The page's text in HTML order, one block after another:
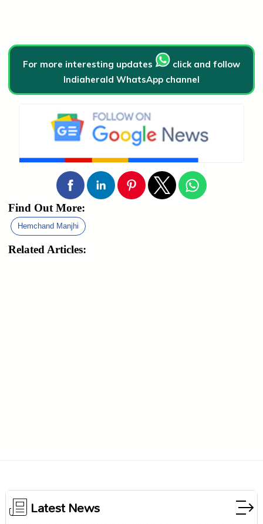
For more interesting updates
click and follow
Indiaherald WhatsApp channel
Find Out More:
Hemchand Manjhi
Related Articles:
Latest News